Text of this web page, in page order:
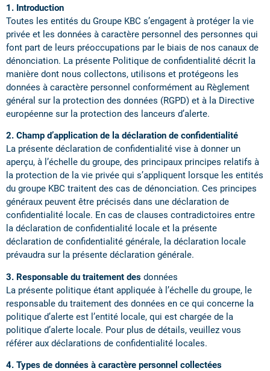
1. Introduction
Toutes les entités du Groupe KBC s’engagent à protéger la vie
privée et les données à caractère personnel des personnes qui
font part de leurs préoccupations par le biais de nos canaux de
dénonciation. La présente Politique de confidentialité décrit la
manière dont nous collectons, utilisons et protégeons les
données à caractère personnel conformément au Règlement
général sur la protection des données (RGPD) et à la Directive
européenne sur la protection des lanceurs d’alerte.
2. Champ d’application de la déclaration de confidentialité
La présente déclaration de confidentialité vise à donner un
aperçu, à l’échelle du groupe, des principaux principes relatifs à
la protection de la vie privée qui s’appliquent lorsque les entités
du groupe KBC traitent des cas de dénonciation. Ces principes
généraux peuvent être précisés dans une déclaration de
confidentialité locale. En cas de clauses contradictoires entre
la déclaration de confidentialité locale et la présente
déclaration de confidentialité générale, la déclaration locale
prévaudra sur la présente déclaration générale.
3. Responsable du traitement des données
La présente politique étant appliquée à l’échelle du groupe, le
responsable du traitement des données en ce qui concerne la
politique d’alerte est l’entité locale, qui est chargée de la
politique d’alerte locale. Pour plus de détails, veuillez vous
référer aux déclarations de confidentialité locales.
4. Types de données à caractère personnel collectées